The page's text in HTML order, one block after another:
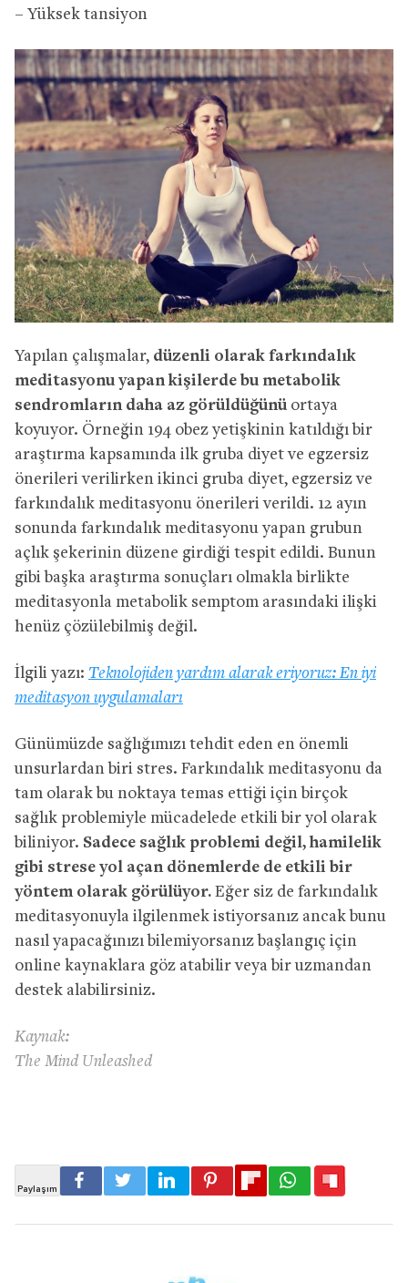
– Yüksek tansiyon
Yapılan çalışmalar, düzenli olarak farkındalık
meditasyonu yapan kişilerde bu metabolik
sendromların daha az görüldüğünüortaya
koyuyor. Örneğin 194 obez yetişkinin katıldığı bir
araştırma kapsamında ilk gruba diyet ve egzersiz
önerileri verilirken ikinci gruba diyet, egzersiz ve
farkındalık meditasyonu önerileri verildi. 12 ayın
sonunda farkındalık meditasyonu yapan grubun
açlık şekerinin düzene girdiği tespit edildi. Bunun
gibi başka araştırma sonuçları olmakla birlikte
meditasyonla metabolik semptom arasındaki ilişki
henüz çözülebilmiş değil.
İlgili yazı: Teknolojiden yardım alarak eriyoruz: En iyi
meditasyon uygulamaları
Günümüzde sağlığımızı tehdit eden en önemli
unsurlardan biri stres. Farkındalık meditasyonu da
tam olarak bu noktaya temas ettiği için birçok
sağlık problemiyle mücadelede etkili bir yol olarak
biliniyor. Sadece sağlık problemi değil, hamilelik
gibi strese yol açan dönemlerde de etkili bir
yöntem olarak görülüyor. Eğer siz de farkındalık
meditasyonuyla ilgilenmek istiyorsanız ancak bunu
nasıl yapacağınızı bilemiyorsanız başlangıç için
online kaynaklara göz atabilir veya bir uzmandan
destek alabilirsiniz.
Kaynak:
The Mind Unleashed